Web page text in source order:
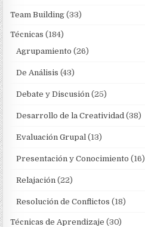
Team Building (33)
Técnicas (184)
Agrupamiento (26)
De Análisis (43)
Debate y Discusión (25)
Desarrollo de la Creatividad (38)
Evaluación Grupal (13)
Presentación y Conocimiento (16)
Relajación (22)
Resolución de Conflictos (18)
Técnicas de Aprendizaje (30)